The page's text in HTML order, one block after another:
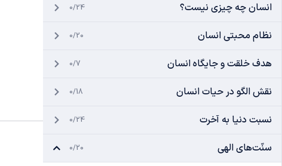
انسان چه چیزی نیست؟ 0/24
نظام محبتی انسان 0/20
هدف خلقت و جایگاه انسان 0/7
نقش الگو در حیات انسان 0/18
نسبت دنیا به آخرت 0/24
سنّت‌های الهی 0/20